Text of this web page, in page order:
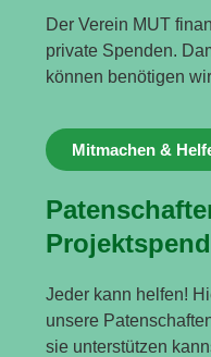
Der Verein MUT
private Spenden.
können benötigen
Mitmachen &
Jeder kann helfen!
unsere
sie unterstützen